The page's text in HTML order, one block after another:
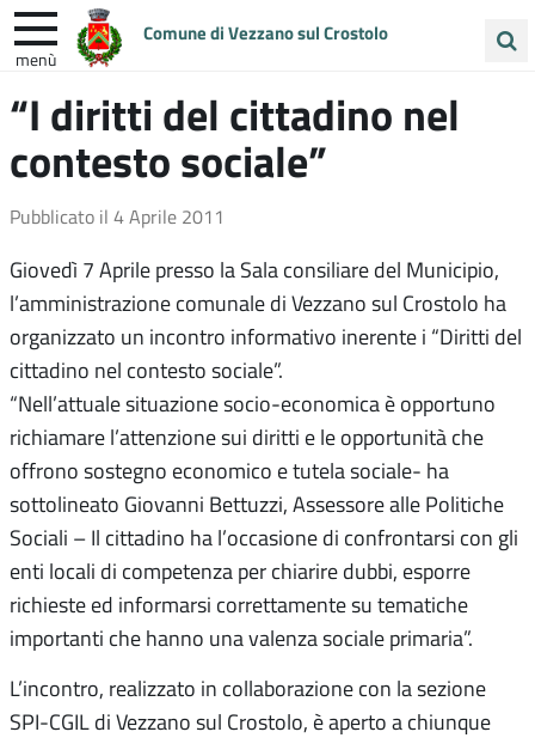
Comune di Vezzano sul Crostolo
menù
nel
sito
ENTRA IN COMUNE VIVI VEZZANO
UNIONE COLLINE MATILDICHE
“I diritti del cittadino nel
contesto sociale”
Pubblicato il 4 Aprile 2011
Giovedì 7 Aprile presso la Sala consiliare del Municipio,
l’amministrazione comunale di Vezzano sul Crostolo ha
organizzato un incontro informativo inerente i “Diritti del
cittadino nel contesto sociale”.
“Nell’attuale situazione socio-economica è opportuno
richiamare l’attenzione sui diritti e le opportunità che
offrono sostegno economico e tutela sociale- ha
sottolineato Giovanni Bettuzzi, Assessore alle Politiche
Sociali – Il cittadino ha l’occasione di confrontarsi con gli
enti locali di competenza per chiarire dubbi, esporre
richieste ed informarsi correttamente su tematiche
importanti che hanno una valenza sociale primaria”.
L’incontro, realizzato in collaborazione con la sezione
SPI-CGIL di Vezzano sul Crostolo, è aperto a chiunque